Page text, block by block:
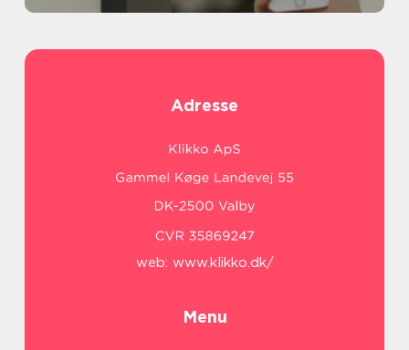
Adresse
web: www.klikko.dk/
Menu